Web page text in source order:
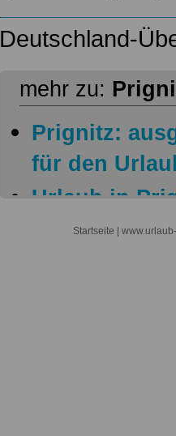
Deutschland-
mehr zu:
Prignitz:
für den
Urlaub in
Urlaub in
Startseite |